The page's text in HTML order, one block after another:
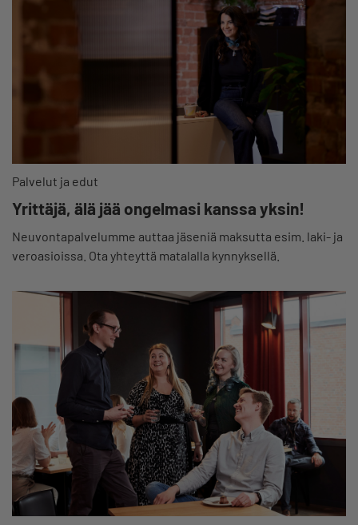
Palvelut ja edut
Yrittäjä, älä jää ongelmasi kanssa yksin!
Neuvontapalvelumme auttaa jäseniä maksutta esim. laki- ja
veroasioissa. Ota yhteyttä matalalla kynnyksellä.